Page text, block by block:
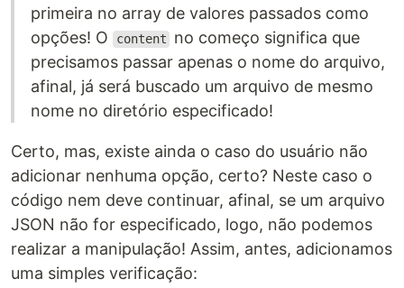
primeira no array de valores passados como
opções! O
content
no começo significa que
precisamos passar apenas o nome do arquivo,
afinal, já será buscado um arquivo de mesmo
nome no diretório especificado!
Certo, mas, existe ainda o caso do usuário não
adicionar nenhuma opção, certo? Neste caso o
código nem deve continuar, afinal, se um arquivo
JSON não for especificado, logo, não podemos
realizar a manipulação! Assim, antes, adicionamos
uma simples verificação: